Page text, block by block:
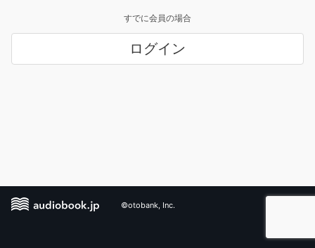
すでに会員の場合
ログイン
©otobank, Inc.